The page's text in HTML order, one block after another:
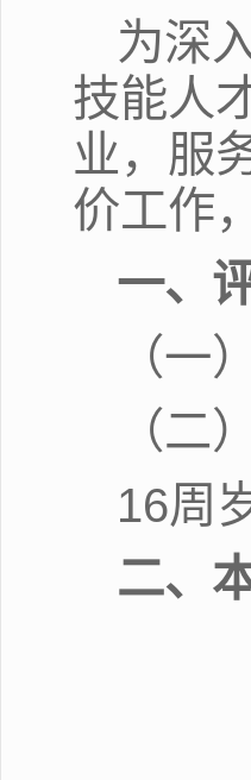
为深
技能人
业，服
价工作
一、
（一
（二
16周
二、